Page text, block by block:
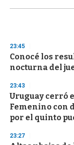
s
d
s
o
f
3
s
e
c
o
d
s
23:45
Conocé los
nocturna del
23:43
Uruguay cerró
Femenino con
por el quinto
23:27